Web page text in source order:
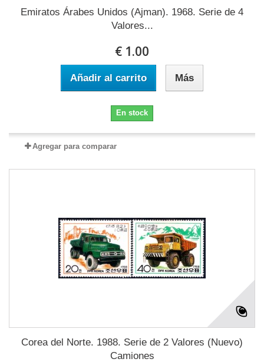
Emiratos Árabes Unidos (Ajman). 1968. Serie de 4
Valores...
€ 1.00
Añadir al carrito Más
En stock
Agregar para comparar
Corea del Norte. 1988. Serie de 2 Valores (Nuevo)
Camiones